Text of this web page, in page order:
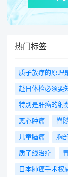
热门标签
质子放疗的原理
赴日体检必须要
特别是肝癌的射
恶心肿瘤 脊
儿童脑瘤 胸
质子线治疗
日本肺癌手术权